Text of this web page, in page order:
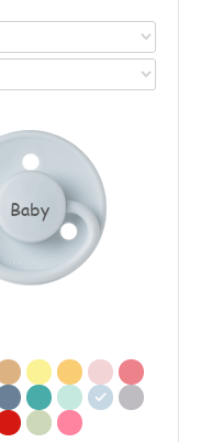
Baby